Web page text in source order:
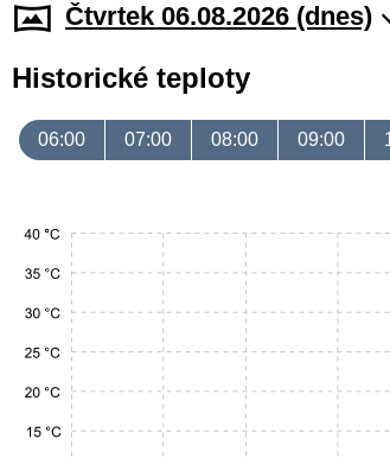
Čtvrtek 06.08.2026 (dnes)
Historické teploty
06:00 07:00 08:00 09:00